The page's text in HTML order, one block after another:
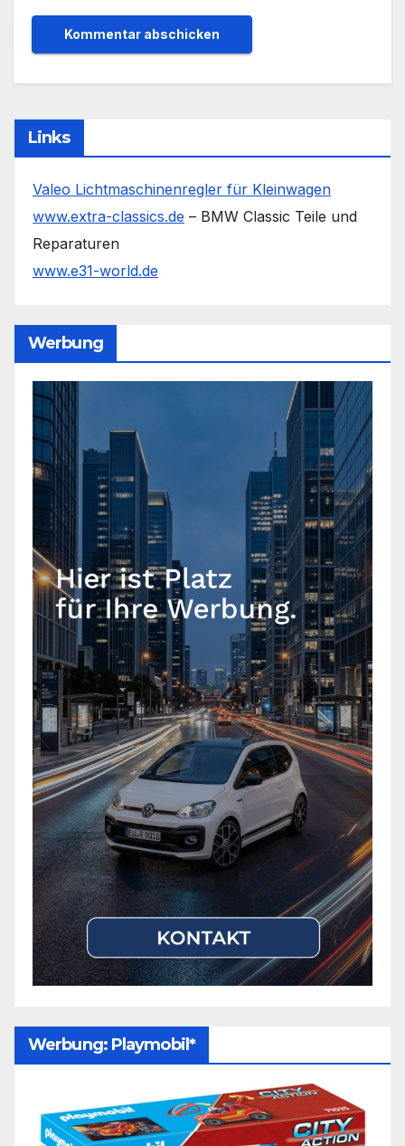
Links
Valeo Lichtmaschinenregler für Kleinwagen
www.extra-classics.de – BMW Classic Teile und
Reparaturen
www.e31-world.de
Werbung
Werbung: Playmobil*